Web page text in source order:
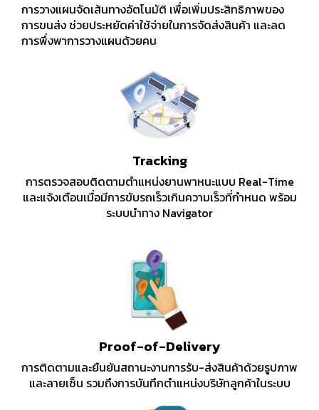
การวางแผนจัดเส้นทางอัตโนมัติ เพื่อเพิ่มประสิทธิภาพของ
การขนส่ง ช่วยประหยัดค่าใช้จ่ายในการจัดส่งสินค้า และลด
การพึ่งพาการวางแผนด้วยคน
Tracking
การตรวจสอบติดตามตำแหน่งยานพาหนะแบบ Real-Time
และแจ้งเตือนเมื่อมีการขับรถเร็วเกินความเร็วที่กำหนด พร้อม
ระบบนำทาง Navigator
Proof-of-Delivery
การติดตามและยืนยันสถานะงานการรับ-ส่งสินค้าด้วยรูปภาพ
และลายเซ็น รวมถึงการบันทึกตำแหน่งบริษัทลูกค้าในระบบ